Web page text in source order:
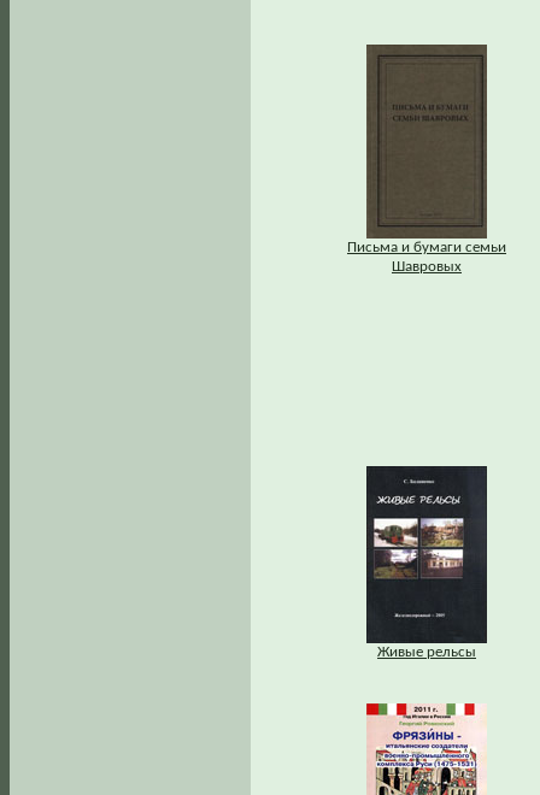
Письма и бумаги семьи
Шавровых
Живые рельсы